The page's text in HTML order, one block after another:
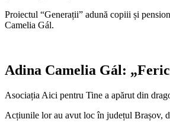
Proiectul “Generații” adună copiii și
Camelia Gál.
Adina Camelia Gál:
Asociația Aici pentru Tine a apărut din
Acțiunile lor au avut loc în județul Brașov,